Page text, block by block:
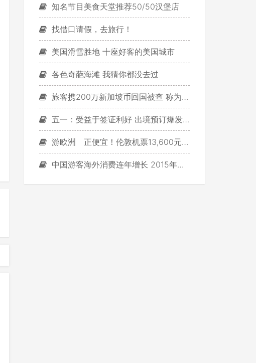
知名节目美食天堂推荐50/50汉堡店
找借口请假，去旅行！
美国滑雪胜地 十座好客的美国城市
各色奇葩海滩 我猜你都没去过
旅客携200万新加坡币回国被查 称为享受土豪感
五一：受益于签证利好 出境预订爆发式增长
游欧洲 正便宜！伦敦机票13,600元起！
中国游客海外消费连年增长 2015年态势仍将持续